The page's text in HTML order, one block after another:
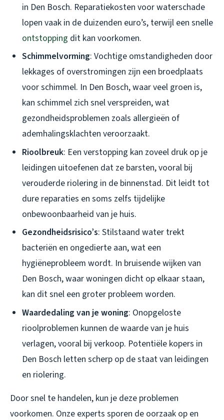
in Den Bosch. Reparatiekosten voor waterschade
lopen vaak in de duizenden euro’s, terwijl een snelle
ontstopping dit kan voorkomen.
Schimmelvorming: Vochtige omstandigheden door
lekkages of overstromingen zijn een broedplaats
voor schimmel. In Den Bosch, waar veel groen is,
kan schimmel zich snel verspreiden, wat
gezondheidsproblemen zoals allergieën of
ademhalingsklachten veroorzaakt.
Rioolbreuk: Een verstopping kan zoveel druk op je
leidingen uitoefenen dat ze barsten, vooral bij
verouderde riolering in de binnenstad. Dit leidt tot
dure reparaties en soms zelfs tijdelijke
onbewoonbaarheid van je huis.
Gezondheidsrisico’s: Stilstaand water trekt
bacteriën en ongedierte aan, wat een
hygiëneprobleem wordt. In bruisende wijken van
Den Bosch, waar woningen dicht op elkaar staan,
kan dit snel een groter probleem worden.
Waardedaling van je woning: Onopgeloste
rioolproblemen kunnen de waarde van je huis
verlagen, vooral bij verkoop. Potentiële kopers in
Den Bosch letten scherp op de staat van leidingen
en riolering.
Door snel te handelen, kun je deze problemen
voorkomen. Onze experts sporen de oorzaak op en